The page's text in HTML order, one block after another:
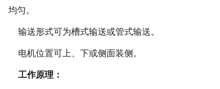
均匀。
输送形式可为槽式输送或管式输送。
电机位置可上、下或侧面装侧。
工作原理：